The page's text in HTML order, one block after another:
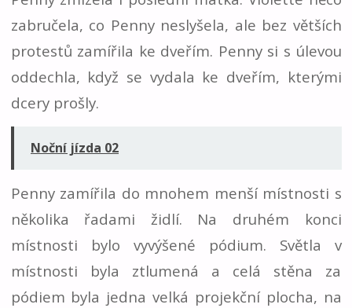
zabručela, co Penny neslyšela, ale bez větších
protestů zamířila ke dveřím. Penny si s úlevou
oddechla, když se vydala ke dveřím, kterými
dcery prošly.
Noční jízda 02
Penny zamířila do mnohem menší místnosti s
několika řadami židlí. Na druhém konci
místnosti bylo vyvýšené pódium. Světla v
místnosti byla ztlumená a celá stěna za
pódiem byla jedna velká projekční plocha, na